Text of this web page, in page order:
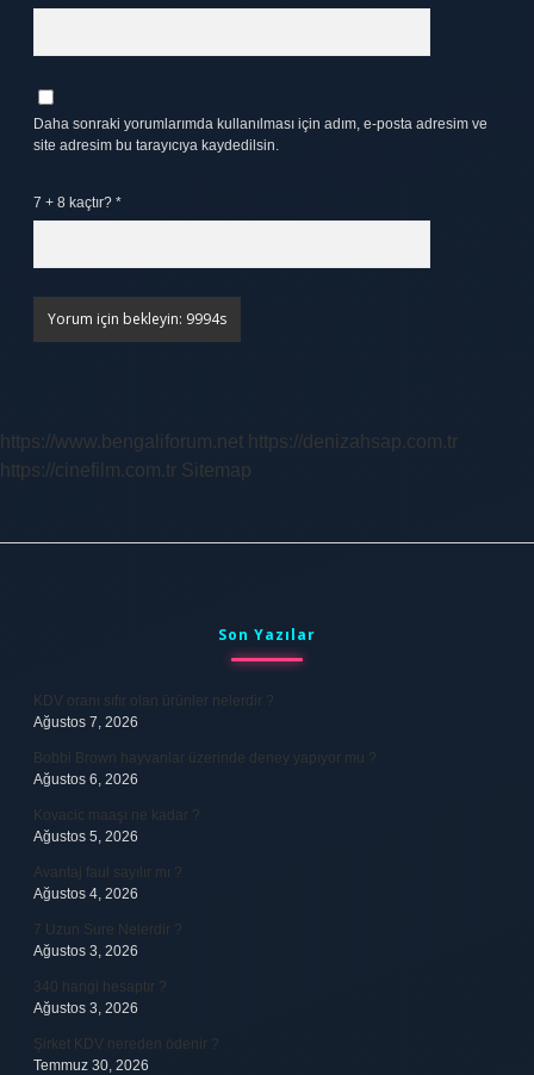
Daha sonraki yorumlarımda kullanılması için adım, e-posta adresim ve
site adresim bu tarayıcıya kaydedilsin.
7 + 8 kaçtır? *
https://www.bengaliforum.net https://denizahsap.com.tr
https://cinefilm.com.tr Sitemap
Son Yazılar
KDV oranı sıfır olan ürünler nelerdir ?
Ağustos 7, 2026
Bobbi Brown hayvanlar üzerinde deney yapıyor mu ?
Ağustos 6, 2026
Kovacic maaşı ne kadar ?
Ağustos 5, 2026
Avantaj faul sayılır mı ?
Ağustos 4, 2026
7 Uzun Sure Nelerdir ?
Ağustos 3, 2026
340 hangi hesaptır ?
Ağustos 3, 2026
Şirket KDV nereden ödenir ?
Temmuz 30, 2026